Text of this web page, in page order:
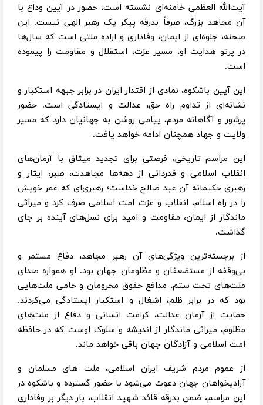
آیت‌الله العظمی خامنه‌ای نشسته است، حضور در آیین وداع با
آن مجاهد بزرگ، صرفاً بدرقه پیکر یک رهبر الهی نیست. این
صحنه، جلوه‌ای از ایمان، وفاداری و اراده ملتی است که سال‌ها
در پرتو هدایت او، مسیر عزت، استقلال و مقاومت را پیموده
است.
این آیین باشکوه، نمادی از اقتدار ایران در برابر جبهه استکبار و
نشانه‌ای از تداوم راه حق، عدالت و ایستادگی است. حضور
پرشور و آگاهانه مردم، پیامی روشن به جهانیان دارد که مسیر
ولایت و جهاد همچنان ادامه خواهد یافت.
این مراسم تاریخی، فرصتی برای تجدید میثاق با آرمان‌های
انقلاب اسلامی و قدردانی از دهه‌ها مجاهدت، صبر، ایثار و
رهبری حکیمانه آن عبد صالح خداست؛ رهبری‌ای که عمر خویش
را در راه اسلام، انقلاب و عزت امت اسلامی صرف کرد و میراثی
ماندگار از ایمان، مقاومت و امید برای نسل‌های آینده بر جای
گذاشت.
از برجسته‌ترین ویژگی‌های آن رهبر مجاهد، دفاع مستمر و
بی‌وقفه از مستضعفان و مظلومان جهان بود. او همواره صدای
ملت‌های تحت ستم، مدافع حقوق محرومان و حامی ملت‌هایی
بود که در برابر ظلم، اشغال و استکبار ایستادگی می‌کردند.
حمایت از آرمان عدالت، کرامت انسانی و دفاع از ملت‌های
مظلوم، میراثی ماندگار از اندیشه و سلوک اوست که در حافظه
امت اسلامی و آزادگان جهان باقی خواهد ماند.
از عموم مردم شریف ایران اسلامی، ملت های مسلمان و
آزادیخواهان جهان دعوت می‌شود با حضور گسترده و باشکوه در
این مراسم، ضمن بدرقه قائد شهید انقلاب، بار دیگر بر وفاداری